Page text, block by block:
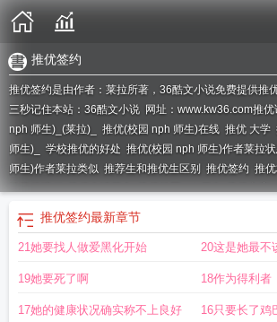
推优签约
推优签约是由作者：莱拉所著，36酷文小说免费提供推
三秒记住本站：36酷文小说 网址：www.kw36.com推优
nph 师生)_(莱拉)_ 推优(校园 nph 师生)在线 推优 大学
师生)_ 学校推优的好处 推优(校园 nph 师生)作者莱拉
师生)作者莱拉类似 推荐生和推优生区别 推优签约 推
校推优流程推优申请范文推优校园nph师生推优方案
推优签约最新章节
21她要找人做爱黑化开始 20这是她最不
19她要死了啊 18作为得利者
17她的健康状况确实称不上良好 16只要长了鸡